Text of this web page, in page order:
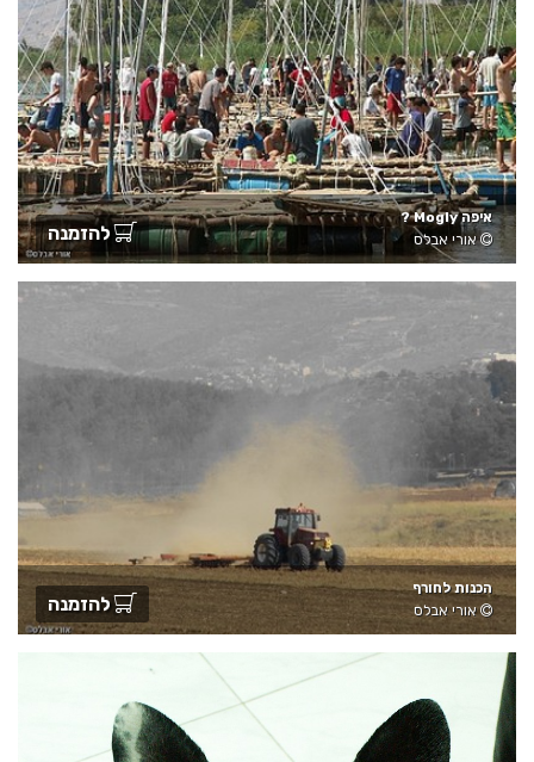
איפה Mogly ?
אורי אבלס
להזמנה
הכנות לחורף
אורי אבלס
להזמנה